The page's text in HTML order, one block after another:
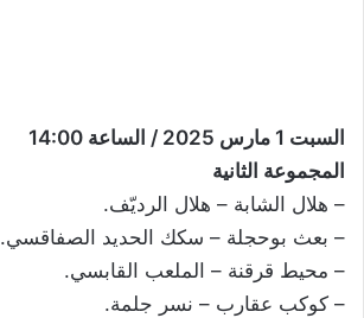
السبت 1 مارس 2025 / الساعة 14:00
المجموعة الثانية
– هلال الشابة – هلال الرديّف.
– بعث بوحجلة – سكك الحديد الصفاقسي.
– محيط قرقنة – الملعب القابسي.
– كوكب عقارب – نسر جلمة.